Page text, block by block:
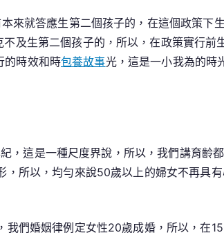
來就答應生第二個孩子的，在這個政策下
及生第二個孩子的，所以，在政策實行前
的時效和時包養故事光，這是一小我為的時
，這是一種尺度界說，所以，我們講育齡
所以，均勻來說50歲以上的婦女不再具
們婚姻律例定女性20歲成婚，所以，在